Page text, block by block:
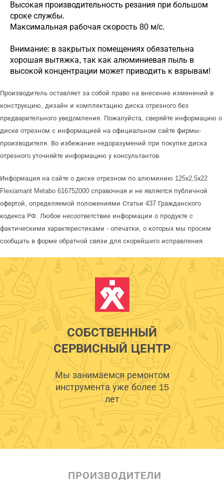
Высокая производительность резания при большом
сроке службы.
Максимальная рабочая скорость 80 м/с.
Внимание: в закрытых помещениях обязательна
хорошая вытяжка, так как алюминиевая пыль в
высокой концентрации может приводить к взрывам!
Производитель оставляет за собой право на внесение изменений в
конструкцию, дизайн и комплектацию диска отрезного без
предварительного уведомления. Пожалуйста, сверяйте информацию о
диске отрезном с информацией на официальном сайте фирмы-
производителя. Во избежание недоразумений при покупке диска
отрезного уточняйте информацию у консультантов.
Информация на сайте о диске отрезном по алюминию 125х2,5х22
Flexiamant Metabo 616752000 справочная и не является публичной
офертой, определяемой положениями Статьи 437 Гражданского
кодекса РФ. Любое несоответствие информации о продукте с
фактическими характеристиками - опечатки, о которых мы просим
сообщать в форме обратной связи для скорейшего исправления.
СОБСТВЕННЫЙ
СЕРВИСНЫЙ ЦЕНТР
Мы занимаемся ремонтом
инструмента уже более 15
лет
ПРОИЗВОДИТЕЛИ